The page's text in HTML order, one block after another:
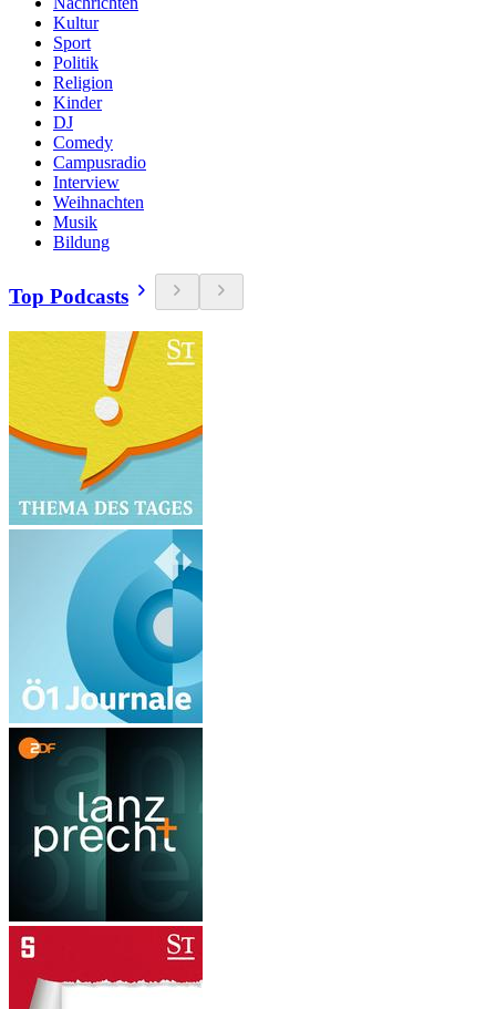
Kultur
Sport
Politik
Religion
Kinder
DJ
Comedy
Campusradio
Interview
Weihnachten
Musik
Bildung
Top Podcasts